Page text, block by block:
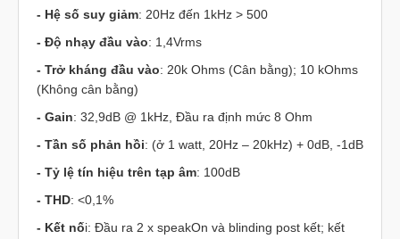
- Hệ số suy giảm: 20Hz đến 1kHz > 500
- Độ nhạy đầu vào: 1,4Vrms
- Trở kháng đầu vào: 20k Ohms (Cân bằng); 10 kOhms
(Không cân bằng)
- Gain: 32,9dB @ 1kHz, Đầu ra định mức 8 Ohm
- Tần số phản hồi: (ở 1 watt, 20Hz – 20kHz) + 0dB, -1dB
- Tỷ lệ tín hiệu trên tạp âm: 100dB
- THD: <0,1%
- Kết nối: Đầu ra 2 x speakOn và blinding post kết; kết